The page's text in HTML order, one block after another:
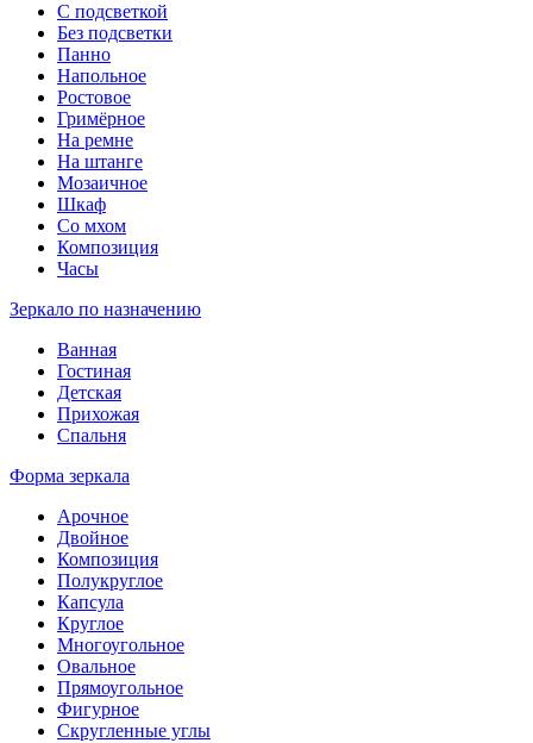
С подсветкой
Без подсветки
Панно
Напольное
Ростовое
Гримёрное
На ремне
На штанге
Мозаичное
Шкаф
Со мхом
Композиция
Часы
Зеркало по назначению
Ванная
Гостиная
Детская
Прихожая
Спальня
Форма зеркала
Арочное
Двойное
Композиция
Полукруглое
Капсула
Круглое
Многоугольное
Овальное
Прямоугольное
Фигурное
Скругленные углы